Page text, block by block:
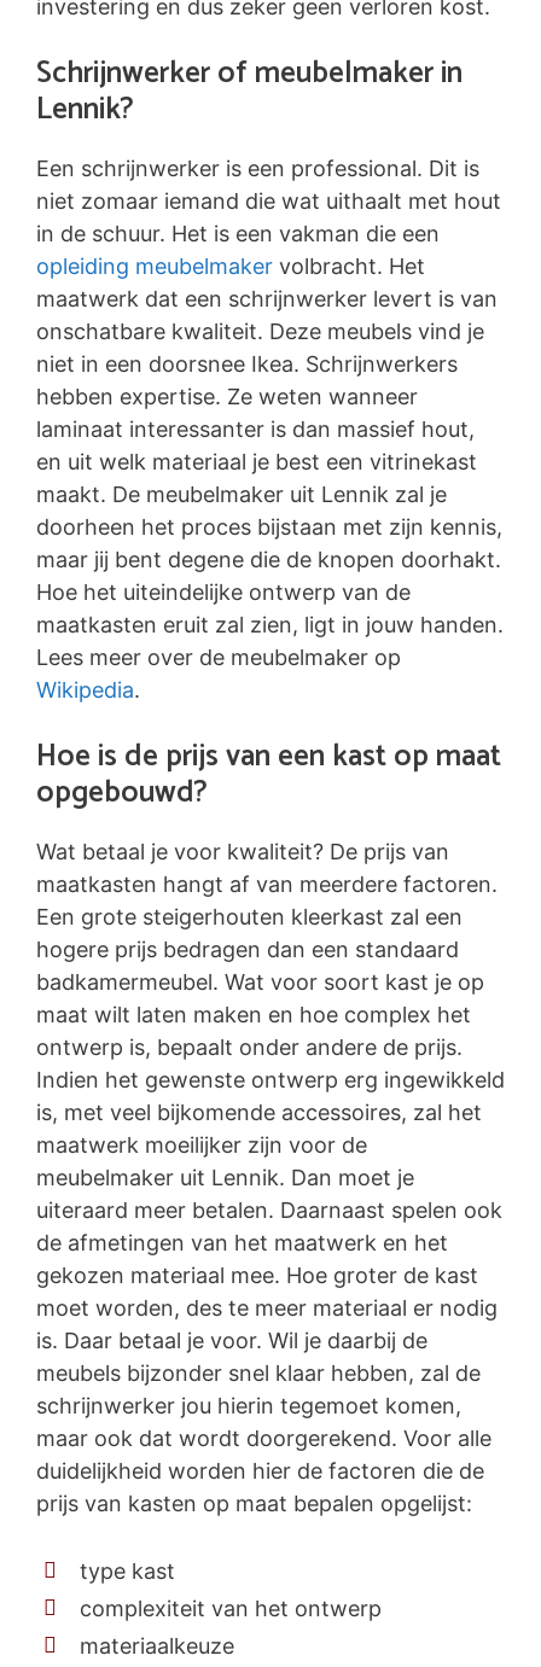
investering en dus zeker geen verloren kost.
Schrijnwerker of meubelmaker in
Lennik?
Een schrijnwerker is een professional. Dit is
niet zomaar iemand die wat uithaalt met hout
in de schuur. Het is een vakman die een
opleiding meubelmaker volbracht. Het
maatwerk dat een schrijnwerker levert is van
onschatbare kwaliteit. Deze meubels vind je
niet in een doorsnee Ikea. Schrijnwerkers
hebben expertise. Ze weten wanneer
laminaat interessanter is dan massief hout,
en uit welk materiaal je best een vitrinekast
maakt. De meubelmaker uit Lennik zal je
doorheen het proces bijstaan met zijn kennis,
maar jij bent degene die de knopen doorhakt.
Hoe het uiteindelijke ontwerp van de
maatkasten eruit zal zien, ligt in jouw handen.
Lees meer over de meubelmaker op
Wikipedia.
Hoe is de prijs van een kast op maat
opgebouwd?
Wat betaal je voor kwaliteit? De prijs van
maatkasten hangt af van meerdere factoren.
Een grote steigerhouten kleerkast zal een
hogere prijs bedragen dan een standaard
badkamermeubel. Wat voor soort kast je op
maat wilt laten maken en hoe complex het
ontwerp is, bepaalt onder andere de prijs.
Indien het gewenste ontwerp erg ingewikkeld
is, met veel bijkomende accessoires, zal het
maatwerk moeilijker zijn voor de
meubelmaker uit Lennik. Dan moet je
uiteraard meer betalen. Daarnaast spelen ook
de afmetingen van het maatwerk en het
gekozen materiaal mee. Hoe groter de kast
moet worden, des te meer materiaal er nodig
is. Daar betaal je voor. Wil je daarbij de
meubels bijzonder snel klaar hebben, zal de
schrijnwerker jou hierin tegemoet komen,
maar ook dat wordt doorgerekend. Voor alle
duidelijkheid worden hier de factoren die de
prijs van kasten op maat bepalen opgelijst:
type kast
complexiteit van het ontwerp
materiaalkeuze